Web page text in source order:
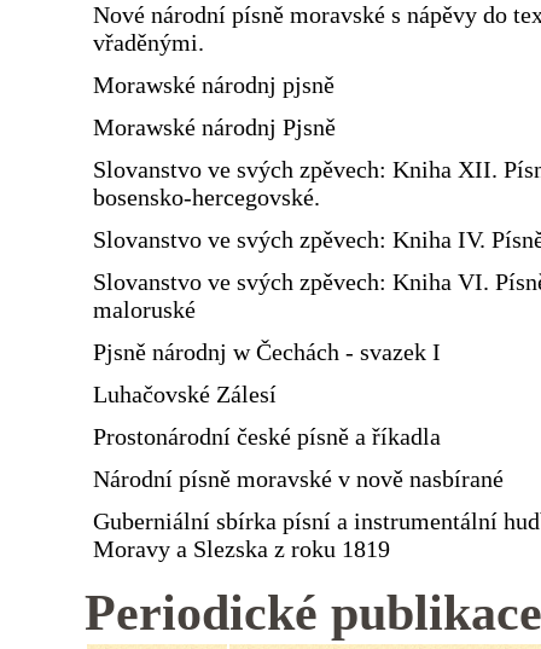
Nové národní písně moravské s nápěvy do
vřaděnými.
Morawské národnj pjsně
Morawské národnj Pjsně
Slovanstvo ve svých zpěvech: Kniha XII.
bosensko-hercegovské.
Slovanstvo ve svých zpěvech: Kniha IV.
Slovanstvo ve svých zpěvech: Kniha VI.
maloruské
Pjsně národnj w Čechách - svazek I
Luhačovské Zálesí
Prostonárodní české písně a říkadla
Národní písně moravské v nově nasbírané
Guberniální sbírka písní a instrumentální
Moravy a Slezska z roku 1819
Periodické publikace